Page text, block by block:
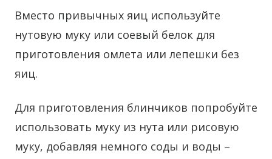
Вместо привычных яиц используйте
нутовую муку или соевый белок для
приготовления омлета или лепешки без
яиц.
Для приготовления блинчиков попробуйте
использовать муку из нута или рисовую
муку, добавляя немного соды и воды –